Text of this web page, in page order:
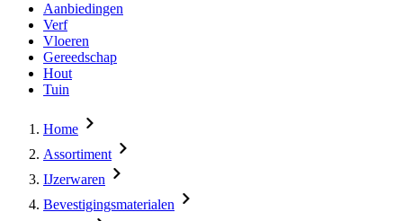
Aanbiedingen
Verf
Vloeren
Gereedschap
Hout
Tuin
Home
Assortiment
IJzerwaren
Bevestigingsmaterialen